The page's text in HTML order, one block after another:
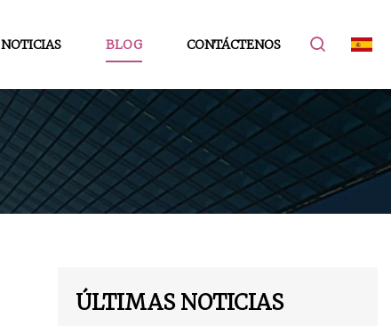
NOTICIAS BLOG CONTÁCTENOS
ÚLTIMAS NOTICIAS